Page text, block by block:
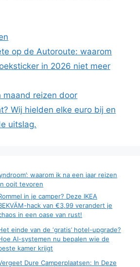
op de Autoroute: waarom
in 2026 niet meer
maand reizen door
Wij hielden elke euro bij en
uitslag.
waarom ik na een jaar reizen
ooit tevoren
in je camper? Deze IKEA
hack van €3,99 verandert je
in een oase van rust!
einde van de ‘gratis’ hotel-upgrade?
AI-systemen nu bepalen wie de
kamer krijgt
Dure Camperplaatsen: In Deze